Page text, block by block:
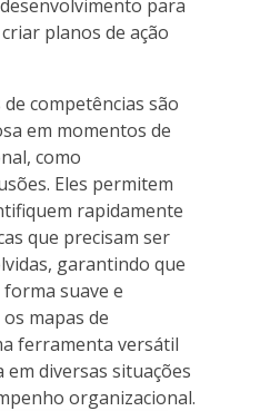
para
planos de ação
competências são
em momentos de
como
Eles permitem
rapidamente
que precisam ser
garantindo que
suave e
mapas de
ferramenta versátil
em diversas situações
organizacional.